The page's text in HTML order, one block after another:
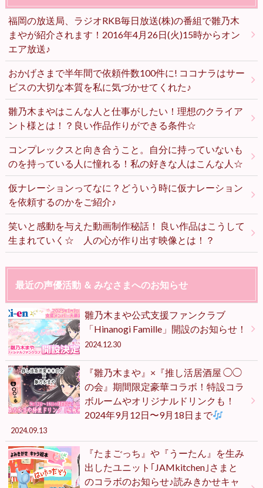
福岡の放送局、ラジオRKB毎日放送(株)の番組で雛乃木
まやが紹介されます！2016年4月26日(火)15時からオン
エア放送♪
おかげさまで半年間で依頼件数100件に! ココナラはサー
ビスの大切な本質を私に気づかせてくれた♪
雛乃木まやはこんな人と仕事がしたい！理想のクライア
ント様とは！？良い作品作りができる条件☆
コンプレックスと向き合うこと。自分に持っていないも
のを持っている人に憧れる！私の好きな人はこんな人☆
仮ナレーションってなに？どういう時に仮ナレーション
を依頼するのかをご紹介♪
笑いと感動を与えた動画制作秘話！ 良い作品はこうして
生まれていく☆ 人の心が作り出す映像とは！？
最近の声優活動 ＆ みなさまへのお知らせ
雛乃木まや公式支援ファンクラブ
「Hinanogi Famille」開設のお知らせ！
2024.12.30
『雛乃木まや』×『推し活居酒屋 ◯◯
の会』期間限定豪華コラボ！特設コラ
ボルームやオリジナルドリンクも！
2024年9月12日〜9月18日まで
2024.09.13
『たまごっち』や『うーたん』を生み
出したユニット｢JAMkitchen｣さまと
のコラボのお知らせ♪読みきかせキャ